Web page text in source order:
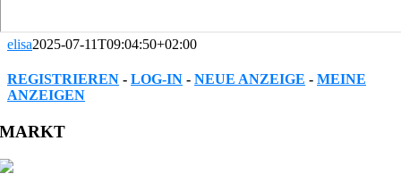
elisa2025-07-11T09:04:50+02:00
REGISTRIEREN - LOG-IN - NEUE ANZEIGE - MEINE
ANZEIGEN
Facebook
Twitter
Reddit
LinkedIn
WhatsApp
Tumblr
Pinterest
Vk
Xing
Email
MARKT